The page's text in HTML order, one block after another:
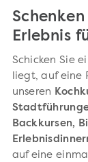
Erlebnis
Schicken Sie
liegt, auf eine
unseren
Backkursen,
auf eine